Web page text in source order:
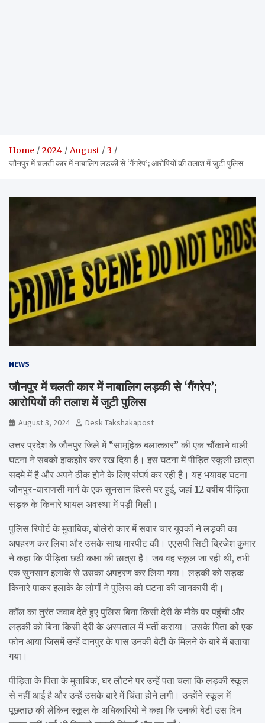
Home 2024 August
3
जौनपुर में चलती कार में नाबालिग लड़की से ‘गैंगरेप’; आरोपियों की तलाश में जुटी पुलिस
NEWS
जौनपुर में चलती कार में नाबालिग लड़की से ‘गैंगरेप’;
आरोपियों की तलाश में जुटी पुलिस
August 3, 2024 Desk Takshakapost
उत्तर प्रदेश के जौनपुर जिले में “सामूहिक बलात्कार” की एक चौंकाने वाली
घटना ने सबको झकझोर कर रख दिया है। इस घटना में पीड़ित स्कूली छात्रा
सदमे में है और अपने ठीक होने के लिए संघर्ष कर रही है। यह भयावह घटना
जौनपुर-वाराणसी मार्ग के एक सुनसान हिस्से पर हुई, जहां 12 वर्षीय पीड़िता
सड़क के किनारे घायल अवस्था में पड़ी मिली।
पुलिस रिपोर्ट के मुताबिक, बोलेरो कार में सवार चार युवकों ने लड़की का
अपहरण कर लिया और उसके साथ मारपीट की। एएसपी सिटी ब्रिजेश कुमार
ने कहा कि पीड़िता छठी कक्षा की छात्रा है। जब वह स्कूल जा रही थी, तभी
एक सुनसान इलाके से उसका अपहरण कर लिया गया। लड़की को सड़क
किनारे पाकर इलाके के लोगों ने पुलिस को घटना की जानकारी दी।
कॉल का तुरंत जवाब देते हुए पुलिस बिना किसी देरी के मौके पर पहुंची और
लड़की को बिना किसी देरी के अस्पताल में भर्ती कराया। उसके पिता को एक
फोन आया जिसमें उन्हें दानपुर के पास उनकी बेटी के मिलने के बारे में बताया
गया।
पीड़िता के पिता के मुताबिक, घर लौटने पर उन्हें पता चला कि लड़की स्कूल
से नहीं आई है और उन्हें उसके बारे में चिंता होने लगी। उन्होंने स्कूल में
पूछताछ की लेकिन स्कूल के अधिकारियों ने कहा कि उनकी बेटी उस दिन